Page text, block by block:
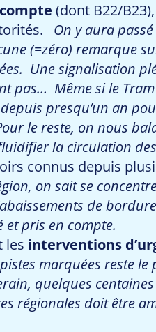
(dont B22/
On y aura
(=zéro) remarque
Une signalisation
pas… Même si le
presqu’un an
le reste, on nous
la circulation
connus depuis
on sait se
de
et pris en compte.
les interventions
marquées reste
quelques
régionales doit être